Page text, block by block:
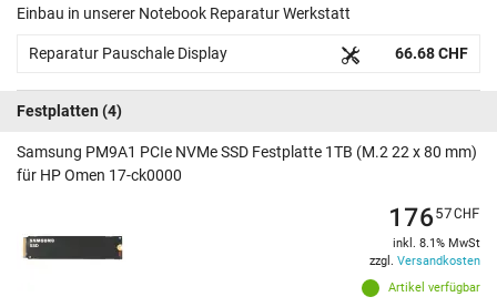
Einbau in unserer Notebook Reparatur Werkstatt
Reparatur Pauschale Display 66.68 CHF
Festplatten (4)
Samsung PM9A1 PCIe NVMe SSD Festplatte 1TB (M.2 22 x 80 mm)
für HP Omen 17-ck0000
Artikel verfügbar
17657CHF
inkl. 8.1% MwSt
zzgl. Versandkosten